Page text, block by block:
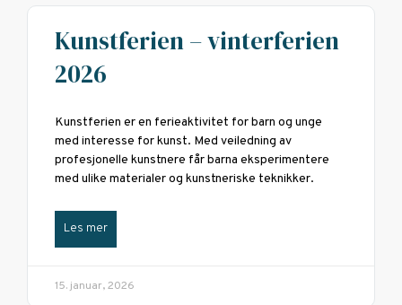
Kunstferien – vinterferien
2026
Kunstferien er en ferieaktivitet for barn og unge
med interesse for kunst. Med veiledning av
profesjonelle kunstnere får barna eksperimentere
med ulike materialer og kunstneriske teknikker.
Les mer
15. januar, 2026